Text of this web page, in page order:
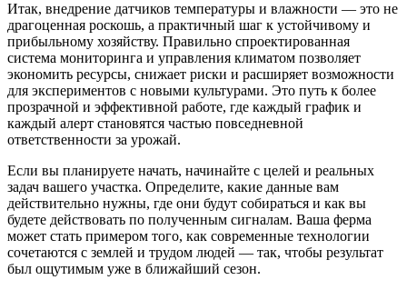
Итак, внедрение датчиков температуры и влажности — это не
драгоценная роскошь, а практичный шаг к устойчивому и
прибыльному хозяйству. Правильно спроектированная
система мониторинга и управления климатом позволяет
экономить ресурсы, снижает риски и расширяет возможности
для экспериментов с новыми культурами. Это путь к более
прозрачной и эффективной работе, где каждый график и
каждый алерт становятся частью повседневной
ответственности за урожай.
Если вы планируете начать, начинайте с целей и реальных
задач вашего участка. Определите, какие данные вам
действительно нужны, где они будут собираться и как вы
будете действовать по полученным сигналам. Ваша ферма
может стать примером того, как современные технологии
сочетаются с землей и трудом людей — так, чтобы результат
был ощутимым уже в ближайший сезон.